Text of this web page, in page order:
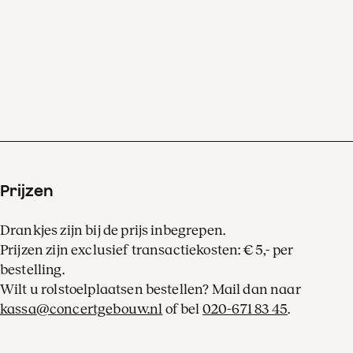
Prijzen
Drankjes zijn bij de prijs inbegrepen.
Prijzen zijn exclusief transactiekosten: € 5,- per
bestelling.
Wilt u rolstoelplaatsen bestellen? Mail dan naar
kassa@concertgebouw.nl of bel 020-671 83 45.